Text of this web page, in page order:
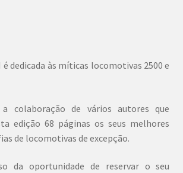
dedicada às míticas locomotivas 2500 e
colaboração de vários autores que
edição 68 páginas os seus melhores
de locomotivas de excepção.
da oportunidade de reservar o seu